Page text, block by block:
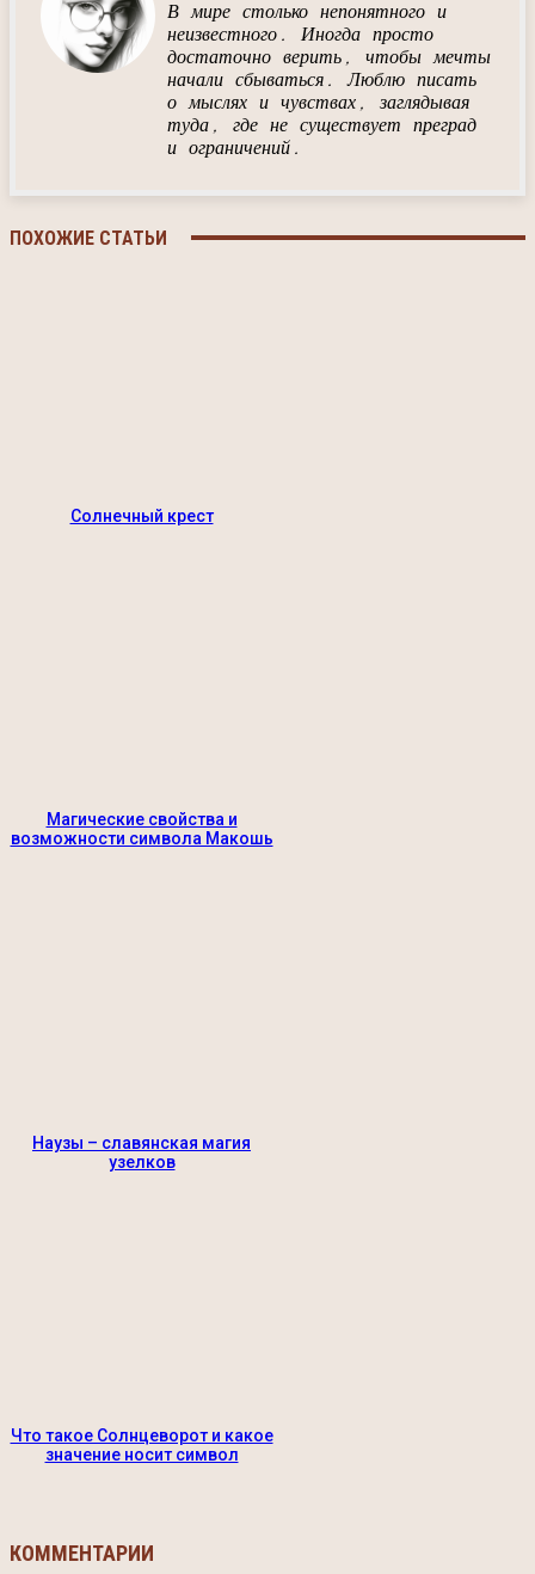
В мире столько непонятного и
неизвестного. Иногда просто
достаточно верить, чтобы мечты
начали сбываться. Люблю писать
о мыслях и чувствах, заглядывая
туда, где не существует преград
и ограничений.
ПОХОЖИЕ СТАТЬИ
Солнечный крест
Магические свойства и
возможности символа Макошь
Наузы – славянская магия
узелков
Что такое Солнцеворот и какое
значение носит символ
КОММЕНТАРИИ